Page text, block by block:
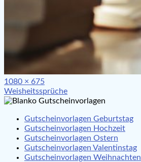
Full
size
1080 × 675
Beitragsnavigation
Weisheitssprüche
Gutscheinvorlagen Geburtstag
Gutscheinvorlagen Hochzeit
Gutscheinvorlagen Ostern
Gutscheinvorlagen Valentinstag
Gutscheinvorlagen Weihnachten